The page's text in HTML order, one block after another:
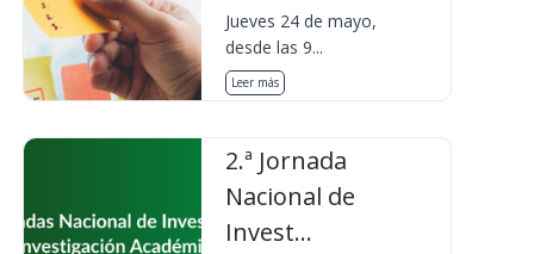
Jueves 24 de mayo,
desde las 9...
Leer más
2.ª Jornada
Nacional de
Invest...